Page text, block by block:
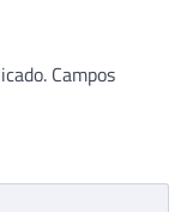
Campos